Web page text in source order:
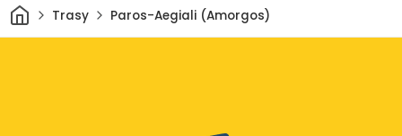
DomTrasy Paros-Aegiali (Amorgos)